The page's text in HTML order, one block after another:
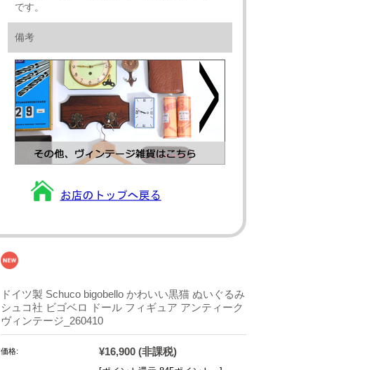
です。
備考
ドイツ製 Schuco bigobello かわいい黒猫 ぬいぐるみ
シュコ社 ビゴベロ ドール フィギュア アンティーク
ヴィンテージ_260410
価格: ¥16,900 (非課税)